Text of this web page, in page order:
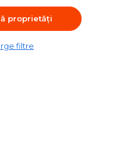
filtre